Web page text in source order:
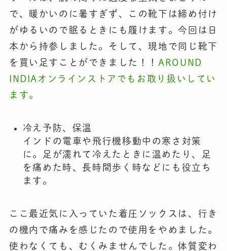
で、暖かいのに暑すぎず、この靴下は締め付け
がゆるいので眠るときにも履けます。今回は日
本から持参しました。そして、現地で同じ靴下
を買い足すことができました！！ AROUND
INDIAオンラインストアでもお取り扱いしてい
ます。
冷え予防、保温
インドの電車や飛行機移動中の寒さ対策
に。足が濡れて冷えたときに温めたり、足
を痛めた時、長時間歩く時などにも役立ち
ます。
ここ最近気に入っていた着圧ソックスは、行き
の機内で痛みを感じたので使用をやめました。
使わなくても、むくみませんでした。体質変わ